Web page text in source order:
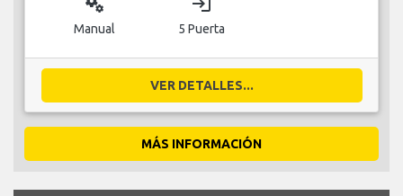
Manual 5 Puerta
VER DETALLES...
MÁS INFORMACIÓN